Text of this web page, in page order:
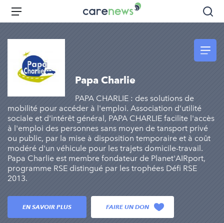
Aller
principal
Carenews,
Le
l'engagement
Menu
Papa Charlie
PAPA CHARLIE : des solutions de
mobilité pour accéder à l'emploi. Association d'utilité
sociale et d'intérêt général, PAPA CHARLIE facilite l'accès
à l'emploi des personnes sans moyen de tansport privé
ou public, par la mise à disposition temporaire et à coût
modéré d'un véhicule pour les trajets domicile-travail.
Papa Charlie est membre fondateur de Planet'AIRport,
programme RSE distingué par les trophées Défi RSE
2013.
EN SAVOIR PLUS FAIRE UN DON